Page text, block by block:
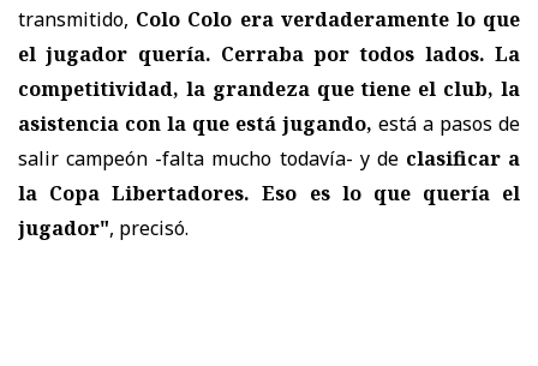
transmitido, Colo Colo era verdaderamente lo que
el jugador quería. Cerraba por todos lados. La
competitividad, la grandeza que tiene el club, la
asistencia con la que está jugando, está a pasos de
salir campeón -falta mucho todavía- y de clasificar a
la Copa Libertadores. Eso es lo que quería el
jugador", precisó.